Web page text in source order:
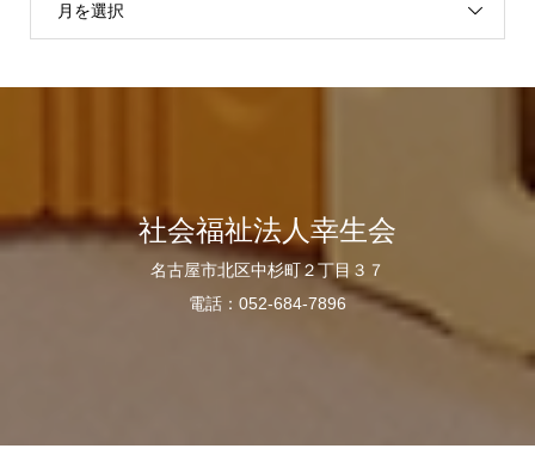
月を選択
社会福祉法人幸生会
名古屋市北区中杉町２丁目３７
電話：052-684-7896